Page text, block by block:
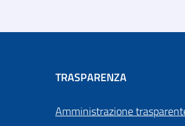
TRASPARENZA
Amministrazione